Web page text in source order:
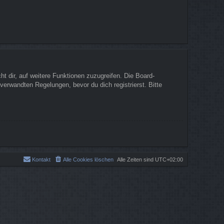
dir, auf weitere Funktionen zuzugreifen. Die Board-
Regelungen, bevor du dich registrierst. Bitte
Alle Zeiten sind UTC+02:00
Alle Cookies löschen
Kontakt